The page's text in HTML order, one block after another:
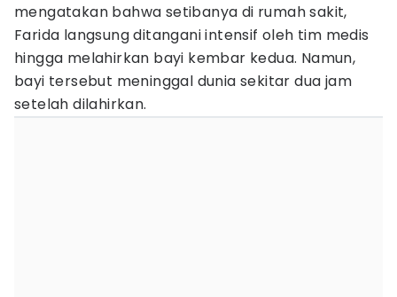
mengatakan bahwa setibanya di rumah sakit,
Farida langsung ditangani intensif oleh tim medis
hingga melahirkan bayi kembar kedua. Namun,
bayi tersebut meninggal dunia sekitar dua jam
setelah dilahirkan.